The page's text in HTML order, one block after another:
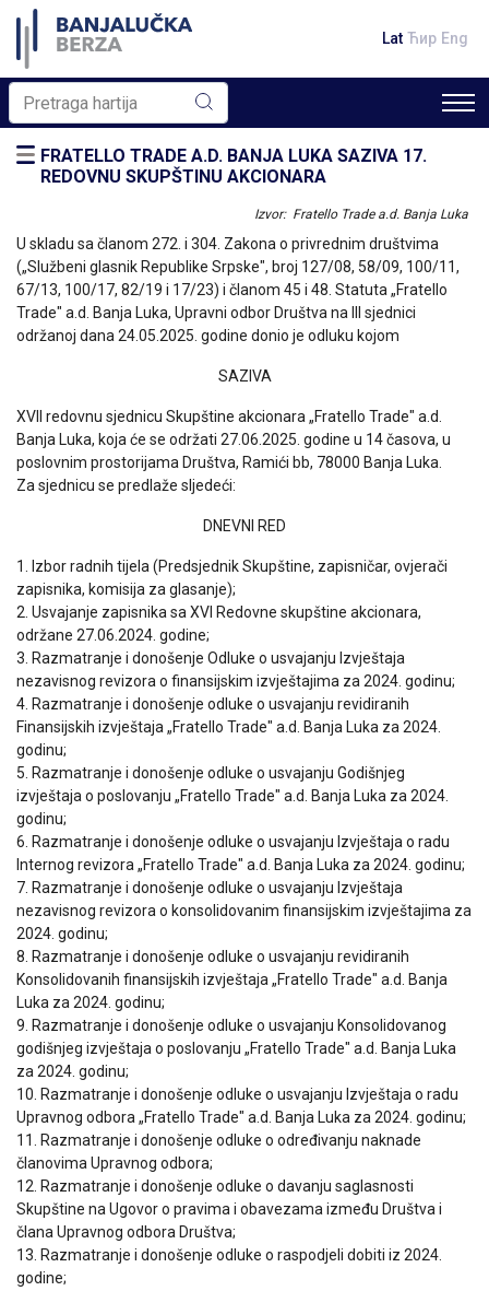
Lat Ћир Eng
FRATELLO TRADE A.D. BANJA LUKA SAZIVA 17.
REDOVNU SKUPŠTINU AKCIONARA
Izvor: Fratello Trade a.d. Banja Luka
U skladu sa članom 272. i 304. Zakona o privrednim društvima
(„Službeni glasnik Republike Srpske", broj 127/08, 58/09, 100/11,
67/13, 100/17, 82/19 i 17/23) i članom 45 i 48. Statuta „Fratello
Trade" a.d. Banja Luka, Upravni odbor Društva na III sjednici
održanoj dana 24.05.2025. godine donio je odluku kojom
SAZIVA
XVII redovnu sjednicu Skupštine akcionara „Fratello Trade" a.d.
Banja Luka, koja će se održati 27.06.2025. godine u 14 časova, u
poslovnim prostorijama Društva, Ramići bb, 78000 Banja Luka.
Za sjednicu se predlaže sljedeći:
DNEVNI RED
1. Izbor radnih tijela (Predsjednik Skupštine, zapisničar, ovjerači
zapisnika, komisija za glasanje);
2. Usvajanje zapisnika sa XVI Redovne skupštine akcionara,
održane 27.06.2024. godine;
3. Razmatranje i donošenje Odluke o usvajanju Izvještaja
nezavisnog revizora o finansijskim izvještajima za 2024. godinu;
4. Razmatranje i donošenje odluke o usvajanju revidiranih
Finansijskih izvještaja „Fratello Trade" a.d. Banja Luka za 2024.
godinu;
5. Razmatranje i donošenje odluke o usvajanju Godišnjeg
izvještaja o poslovanju „Fratello Trade" a.d. Banja Luka za 2024.
godinu;
6. Razmatranje i donošenje odluke o usvajanju Izvještaja o radu
Internog revizora „Fratello Trade" a.d. Banja Luka za 2024. godinu;
7. Razmatranje i donošenje odluke o usvajanju Izvještaja
nezavisnog revizora o konsolidovanim finansijskim izvještajima za
2024. godinu;
8. Razmatranje i donošenje odluke o usvajanju revidiranih
Konsolidovanih finansijskih izvještaja „Fratello Trade" a.d. Banja
Luka za 2024. godinu;
9. Razmatranje i donošenje odluke o usvajanju Konsolidovanog
godišnjeg izvještaja o poslovanju „Fratello Trade" a.d. Banja Luka
za 2024. godinu;
10. Razmatranje i donošenje odluke o usvajanju Izvještaja o radu
Upravnog odbora „Fratello Trade" a.d. Banja Luka za 2024. godinu;
11. Razmatranje i donošenje odluke o određivanju naknade
članovima Upravnog odbora;
12. Razmatranje i donošenje odluke o davanju saglasnosti
Skupštine na Ugovor o pravima i obavezama između Društva i
člana Upravnog odbora Društva;
13. Razmatranje i donošenje odluke o raspodjeli dobiti iz 2024.
godine;